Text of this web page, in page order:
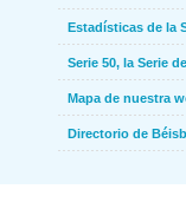
Estadísticas de la
Serie 50, la Serie
Mapa de nuestra
Directorio de